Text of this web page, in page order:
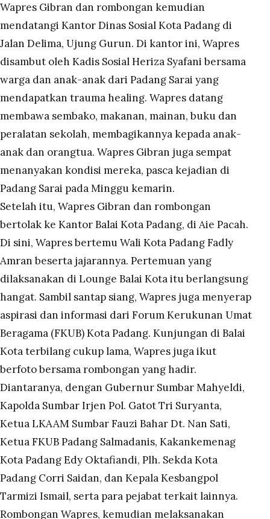
Wapres Gibran dan rombongan kemudian
mendatangi Kantor Dinas Sosial Kota Padang di
Jalan Delima, Ujung Gurun. Di kantor ini, Wapres
disambut oleh Kadis Sosial Heriza Syafani bersama
warga dan anak-anak dari Padang Sarai yang
mendapatkan trauma healing. Wapres datang
membawa sembako, makanan, mainan, buku dan
peralatan sekolah, membagikannya kepada anak-
anak dan orangtua. Wapres Gibran juga sempat
menanyakan kondisi mereka, pasca kejadian di
Padang Sarai pada Minggu kemarin.
Setelah itu, Wapres Gibran dan rombongan
bertolak ke Kantor Balai Kota Padang, di Aie Pacah.
Di sini, Wapres bertemu Wali Kota Padang Fadly
Amran beserta jajarannya. Pertemuan yang
dilaksanakan di Lounge Balai Kota itu berlangsung
hangat. Sambil santap siang, Wapres juga menyerap
aspirasi dan informasi dari Forum Kerukunan Umat
Beragama (FKUB) Kota Padang. Kunjungan di Balai
Kota terbilang cukup lama, Wapres juga ikut
berfoto bersama rombongan yang hadir.
Diantaranya, dengan Gubernur Sumbar Mahyeldi,
Kapolda Sumbar Irjen Pol. Gatot Tri Suryanta,
Ketua LKAAM Sumbar Fauzi Bahar Dt. Nan Sati,
Ketua FKUB Padang Salmadanis, Kakankemenag
Kota Padang Edy Oktafiandi, Plh. Sekda Kota
Padang Corri Saidan, dan Kepala Kesbangpol
Tarmizi Ismail, serta para pejabat terkait lainnya.
Rombongan Wapres, kemudian melaksanakan